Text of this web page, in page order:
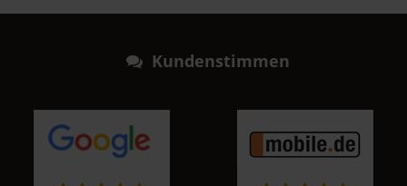
Kundenstimmen